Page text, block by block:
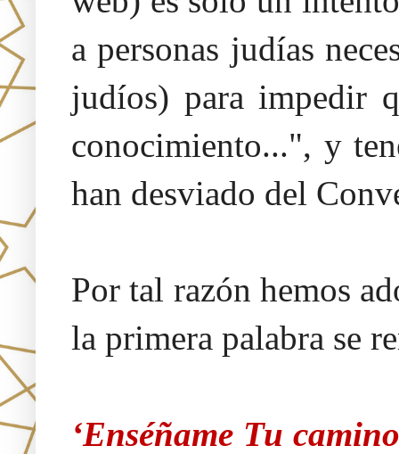
a personas judías
judíos) para impedir
conocimiento...", y
han desviado del
Por tal razón hemos
la primera palabra se
‘Enséñame Tu